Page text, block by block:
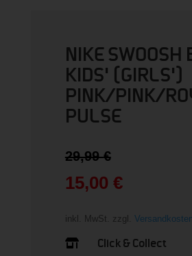
NIKE SWOOSH
KIDS' (GIRLS')
PINK/PINK/
PULSE
29,99€Preis
war:
29,99 €
15,00 €
Aktueller
Preis
15,00 €.
inkl. MwSt. zzgl. Versandkosten
 Click & Collect